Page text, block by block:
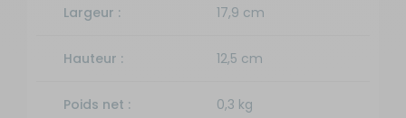
Largeur : 17,9 cm
Hauteur : 12,5 cm
Poids net : 0,3 kg